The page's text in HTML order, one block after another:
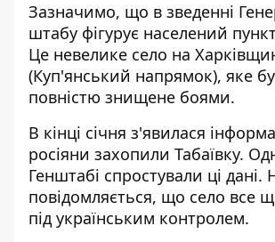
Зазначимо, що в зведенні
штабу фігурує населений
Це невелике село на
(Куп'янський напрямок), яке
повністю знищене боями.
В кінці січня з'явилася
росіяни захопили Табаївку.
Генштабі спростували ці дані.
повідомляється, що село все
під українським контролем.